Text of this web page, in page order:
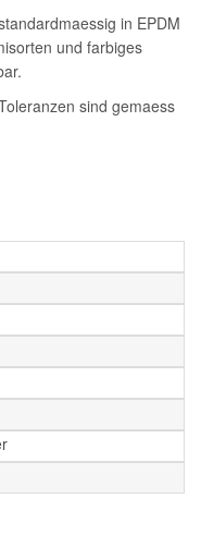
in EPDM
und farbiges
sind gemaess